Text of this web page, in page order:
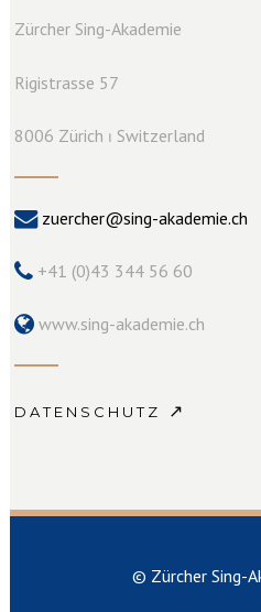
Zürcher Sing-Akademie
Rigistrasse 57
8006 Zürich ⏐ Switzerland
zuercher@sing-akademie.ch
+41 (0)43 344 56 60
www.sing-akademie.ch
DATENSCHUTZ ↗
© Zürcher Sing-